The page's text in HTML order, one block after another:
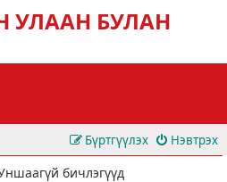
УЛААН БУЛАН
Нэвтрэх
Бүртгүүлэх
бичлэгүүд